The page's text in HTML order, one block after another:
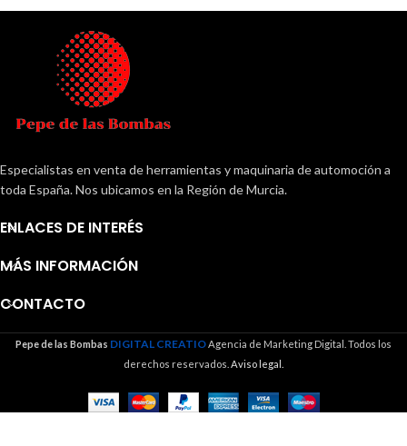
Especialistas en venta de herramientas y maquinaria de automoción a
toda España. Nos ubicamos en la Región de Murcia.
ENLACES DE INTERÉS
MÁS INFORMACIÓN
CONTACTO
Pepe de las Bombas DIGITAL CREATIOAgencia de Marketing Digital. Todos los
derechos reservados. Aviso legal.